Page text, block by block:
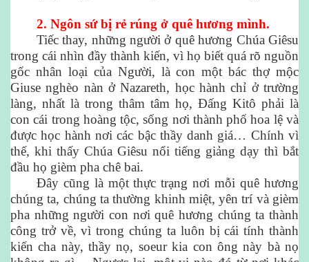
2. Ngôn sứ bị rẻ rúng ở quê hương mình.
Tiếc thay, những người ở quê hương Chúa Giêsu
trong cái nhìn đầy thành kiến, vì họ biết quá rõ nguồn
gốc nhân loại của Người, là con một bác thợ mộc
Giuse nghèo nàn ở Nazareth, học hành chỉ ở trường
làng, nhất là trong thâm tâm họ, Đấng Kitô phải là
con cái trong hoàng tộc, sống nơi thành phố hoa lệ và
được học hành nơi các bậc thầy danh giá… Chính vì
thế, khi thấy Chúa Giêsu nổi tiếng giảng dạy thì bắt
đầu họ gièm pha chê bai.
Đây cũng là một thực trạng nơi mỗi quê hương
chúng ta, chúng ta thường khinh miệt, yên trí và gièm
pha những người con nơi quê hương chúng ta thành
công trở về, vì trong chúng ta luôn bị cái tính thành
kiến cha này, thầy nọ, soeur kia con ông này bà nọ